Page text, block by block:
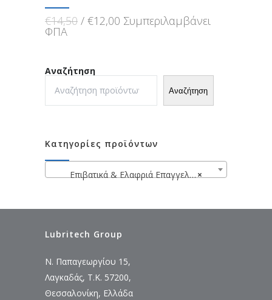
€14,50Original
€12,00 Η
τρέχουσα
Συμπεριλαμβάνει
ΦΠΑ
Αναζήτηση
Αναζήτηση
Κατηγορίες προϊόντων
×
Επιβατικά & Ελαφριά Επαγγελματικά Βαν
Lubritech Group
Ν. Παπαγεωργίου 15,
Λαγκαδάς, Τ.Κ. 57200,
Θεσσαλονίκη, Ελλάδα